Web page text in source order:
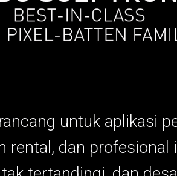
untuk aplikasi
rental, dan profesional